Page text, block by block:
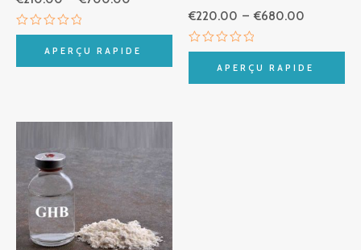
Note
5
APERÇU RAPIDE
€220.00 – €680.00
Note
5
APERÇU RAPIDE
prix :
€250.00
à
€1,200.00